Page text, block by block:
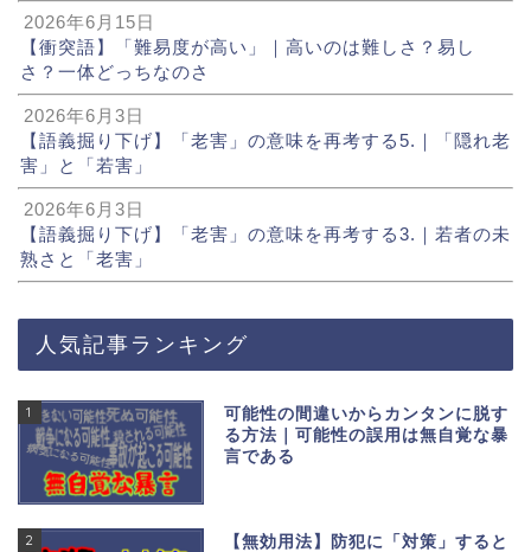
2026年6月15日
【衝突語】「難易度が高い」｜高いのは難しさ？易し
さ？一体どっちなのさ
2026年6月3日
【語義掘り下げ】「老害」の意味を再考する5.｜「隠れ老
害」と「若害」
2026年6月3日
【語義掘り下げ】「老害」の意味を再考する3.｜若者の未
熟さと「老害」
人気記事ランキング
1
可能性の間違いからカンタンに脱す
る方法｜可能性の誤用は無自覚な暴
言である
2
【無効用法】防犯に「対策」すると